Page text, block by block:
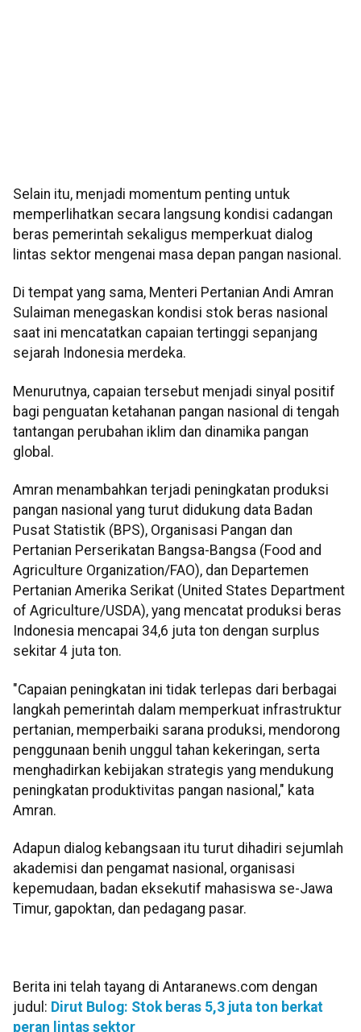
Selain itu, menjadi momentum penting untuk
memperlihatkan secara langsung kondisi cadangan
beras pemerintah sekaligus memperkuat dialog
lintas sektor mengenai masa depan pangan nasional.
Di tempat yang sama, Menteri Pertanian Andi Amran
Sulaiman menegaskan kondisi stok beras nasional
saat ini mencatatkan capaian tertinggi sepanjang
sejarah Indonesia merdeka.
Menurutnya, capaian tersebut menjadi sinyal positif
bagi penguatan ketahanan pangan nasional di tengah
tantangan perubahan iklim dan dinamika pangan
global.
Amran menambahkan terjadi peningkatan produksi
pangan nasional yang turut didukung data Badan
Pusat Statistik (BPS), Organisasi Pangan dan
Pertanian Perserikatan Bangsa-Bangsa (Food and
Agriculture Organization/FAO), dan Departemen
Pertanian Amerika Serikat (United States Department
of Agriculture/USDA), yang mencatat produksi beras
Indonesia mencapai 34,6 juta ton dengan surplus
sekitar 4 juta ton.
"Capaian peningkatan ini tidak terlepas dari berbagai
langkah pemerintah dalam memperkuat infrastruktur
pertanian, memperbaiki sarana produksi, mendorong
penggunaan benih unggul tahan kekeringan, serta
menghadirkan kebijakan strategis yang mendukung
peningkatan produktivitas pangan nasional," kata
Amran.
Adapun dialog kebangsaan itu turut dihadiri sejumlah
akademisi dan pengamat nasional, organisasi
kepemudaan, badan eksekutif mahasiswa se-Jawa
Timur, gapoktan, dan pedagang pasar.
Berita ini telah tayang di Antaranews.com dengan
judul: Dirut Bulog: Stok beras 5,3 juta ton berkat
peran lintas sektor